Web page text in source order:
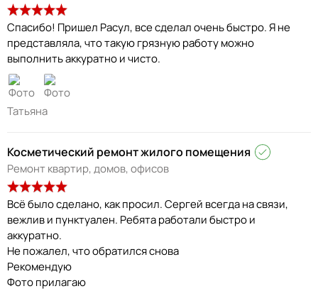
Спасибо! Пришел Расул, все сделал очень быстро. Я не
представляла, что такую грязную работу можно
выполнить аккуратно и чисто.
Татьяна
Косметический ремонт жилого помещения
Ремонт квартир, домов, офисов
Всё было сделано, как просил. Сергей всегда на связи,
вежлив и пунктуален. Ребята работали быстро и
аккуратно.
Не пожалел, что обратился снова
Рекомендую
Фото прилагаю